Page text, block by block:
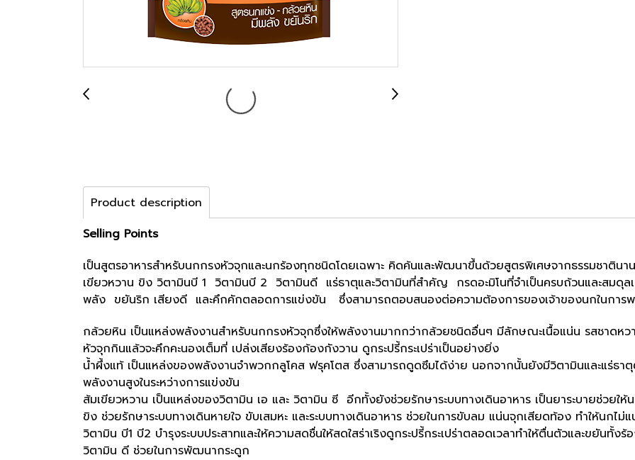
Product description
Selling Points
เป็นสูตรอาหารสำหรับนกกรงหัวจุกและนกร้องทุกชนิดโดยเฉพาะ คิดค้นและพัฒนาขึ้นด้วยสูตรพิเศษจากธรรมชา
เขียวหวาน ขิง วิตามินบี 1 วิตามินบี 2 วิตามินดี แร่ธาตุและวิตามินที่สำคัญ กรดอะมิโนที่จำเป็นครบถ้วนและสมดุล
พลัง ขยันริก เสียงดี และคึกคักตลอดการแข่งขัน ซึ่งสามารถตอบสนองต่อความต้องการของเจ้าของนกในการ
กล้วยหิน เป็นแหล่งพลังงานสำหรับนกกรงหัวจุกซึ่งให้พลังงานมากกว่ากล้วยชนิดอื่นๆ มีลักษณะเนื้อแน่น รสชาดห
หัวจุกกินแล้วจะคึกคะนองเต็มที่ เปล่งเสียงร้องก้องกังวาน ดูกระปรี้กระเปร่าเป็นอย่างยิ่ง
น้ำผึ้งแท้ เป็นแหล่งของพลังงานจำพวกกลูโคส ฟรุคโตส ซึ่งสามารถดูดซึมได้ง่าย นอกจากนั้นยังมีวิตามินและแร่ธา
พลังงานสูงในระหว่างการแข่งขัน
ส้มเขียวหวาน เป็นแหล่งของวิตามิน เอ และ วิตามิน ซี อีกทั้งยังช่วยรักษาระบบทางเดินอาหาร เป็นยาระบายช่วยใ
ขิง ช่วยรักษาระบบทางเดินหายใจ ขับเสมหะ และระบบทางเดินอาหาร ช่วยในการขับลม แน่นจุกเสียดท้อง ทำให้นกไม่
วิตามิน บี1 บี2 บำรุงระบบประสาทและให้ความสดชื่นให้สดใสร่าเริงดูกระปรี้กระเปร่าตลอดเวลาทำให้ตื่นตัวและขยันทั้งร้
วิตามิน ดี ช่วยในการพัฒนากระดูก